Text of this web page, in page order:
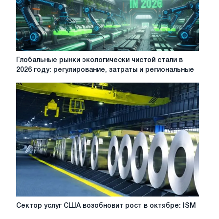
Глобальные
рынки
чистой
стали
2026
году:
регулирование,
затраты
и
региональные
Глобальные рынки экологически чистой стали в
2026 году: регулирование, затраты и региональные
Сектор
Сектор услуг США возобновит рост в октябре: ISM